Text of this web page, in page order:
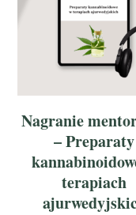
Nagranie
– Preparaty
terapiach